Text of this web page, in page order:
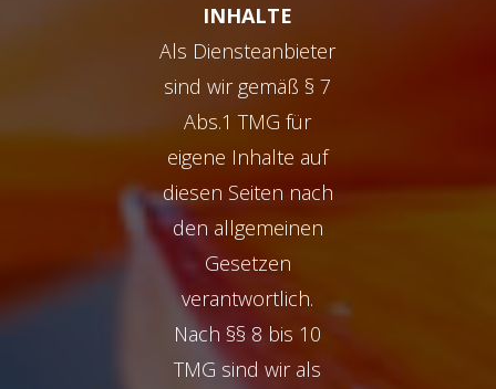
INHALTE
Als Diensteanbieter
sind wir gemäß § 7
Abs.1 TMG für
eigene Inhalte auf
diesen Seiten nach
den allgemeinen
Gesetzen
verantwortlich.
Nach §§ 8 bis 10
TMG sind wir als